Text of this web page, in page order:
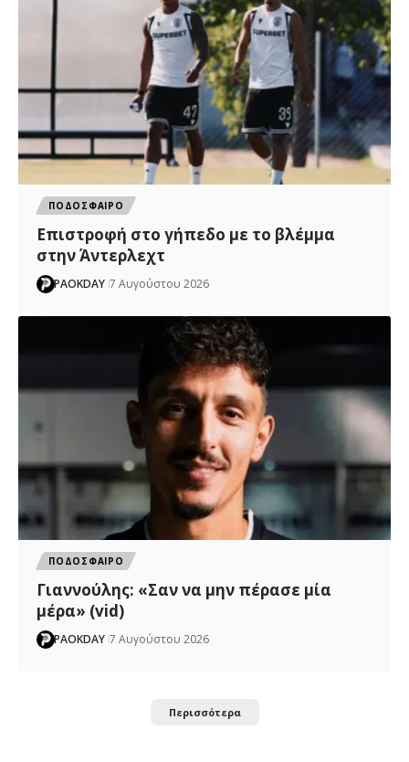
ΠΟΔΟΣΦΑΙΡΟ
Επιστροφή στο γήπεδο με το βλέμμα
στην Άντερλεχτ
PAOKDAY 7 Αυγούστου 2026
ΠΟΔΟΣΦΑΙΡΟ
Γιαννούλης: «Σαν να μην πέρασε μία
μέρα» (vid)
PAOKDAY 7 Αυγούστου 2026
Περισσότερα